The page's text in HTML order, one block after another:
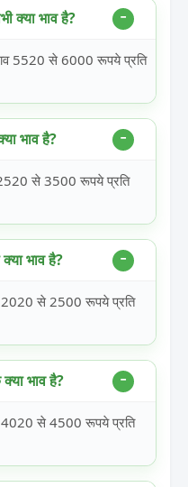
क्या भाव है?
5520 से 6000 रूपये प्रति
भाव है?
से 3500 रूपये प्रति
भाव है?
से 2500 रूपये प्रति
भाव है?
से 4500 रूपये प्रति